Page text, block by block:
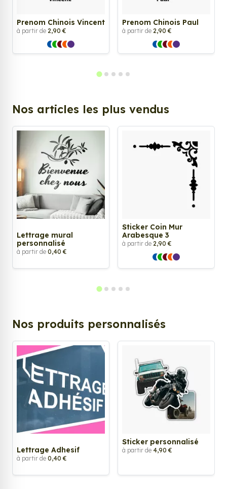
Prenom Chinois Vincent
à partir de 2,90 €
Prenom Chinois Paul
à partir de 2,90 €
Nos articles les plus vendus
Lettrage mural
personnalisé
à partir de 0,40 €
Sticker Coin Mur
Arabesque 3
à partir de 2,90 €
Nos produits personnalisés
Lettrage Adhesif
à partir de 0,40 €
Sticker personnalisé
à partir de 4,90 €